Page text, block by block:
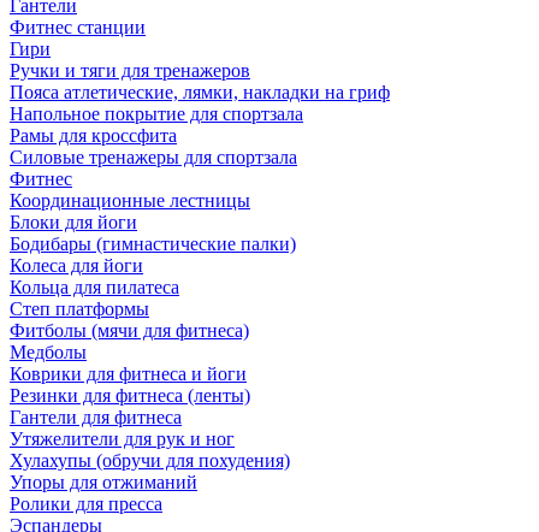
Гантели
Фитнес станции
Гири
Ручки и тяги для тренажеров
Пояса атлетические, лямки, накладки на гриф
Напольное покрытие для спортзала
Рамы для кроссфита
Силовые тренажеры для спортзала
Фитнес
Координационные лестницы
Блоки для йоги
Бодибары (гимнастические палки)
Колеса для йоги
Кольца для пилатеса
Степ платформы
Фитболы (мячи для фитнеса)
Медболы
Коврики для фитнеса и йоги
Резинки для фитнеса (ленты)
Гантели для фитнеса
Утяжелители для рук и ног
Хулахупы (обручи для похудения)
Упоры для отжиманий
Ролики для пресса
Эспандеры